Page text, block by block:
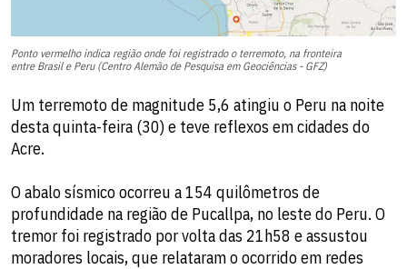
Ponto vermelho indica região onde foi registrado o terremoto, na fronteira
entre Brasil e Peru (Centro Alemão de Pesquisa em Geociências - GFZ)
Um terremoto de magnitude 5,6 atingiu o Peru na noite
desta quinta-feira (30) e teve reflexos em cidades do
Acre.
O abalo sísmico ocorreu a 154 quilômetros de
profundidade na região de Pucallpa, no leste do Peru. O
tremor foi registrado por volta das 21h58 e assustou
moradores locais, que relataram o ocorrido em redes